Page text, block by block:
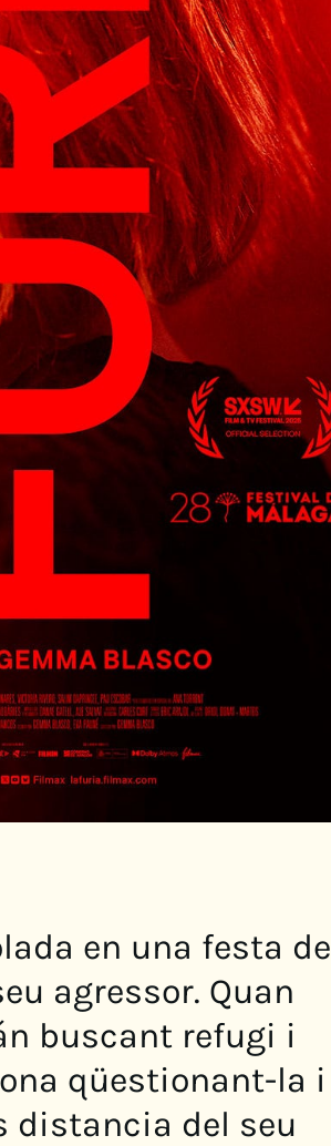
en una festa de
agressor. Quan
buscant refugi i
qüestionant-la i
distancia del seu